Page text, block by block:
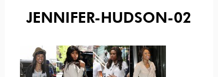
JENNIFER-HUDSON-02